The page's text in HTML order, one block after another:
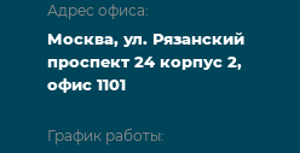
Адрес офиса:
Москва, ул. Рязанский
проспект 24 корпус 2,
офис 1101
График работы: